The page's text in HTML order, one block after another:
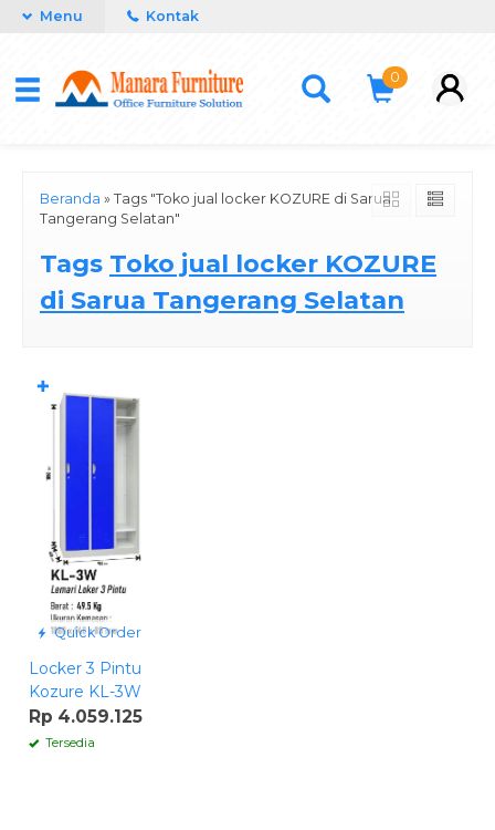
Menu Kontak
0
Beranda » Tags "Toko jual locker KOZURE di Sarua
Tangerang Selatan"
Tags Toko jual locker KOZURE
di Sarua Tangerang Selatan
Quick Order
Locker 3 Pintu
Kozure KL-3W
Rp 4.059.125
Tersedia
✚